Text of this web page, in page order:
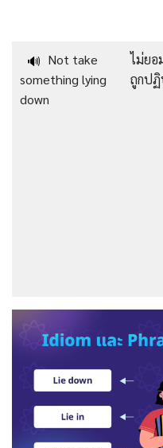
🔊 Not take
something lying
down
ไม่ยอ
ถูกปฏิ